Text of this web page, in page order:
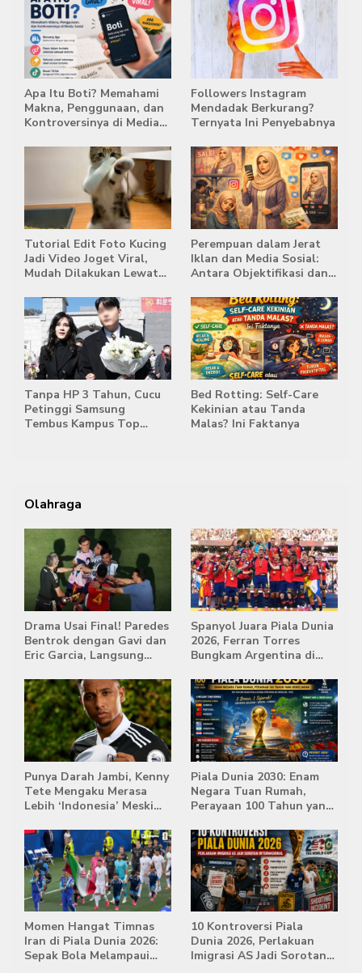
Apa Itu Boti? Memahami
Makna, Penggunaan, dan
Kontroversinya di Media
Followers Instagram
Mendadak Berkurang?
Ternyata Ini Penyebabnya
Tutorial Edit Foto Kucing
Jadi Video Joget Viral,
Mudah Dilakukan Lewat
Perempuan dalam Jerat
Iklan dan Media Sosial:
Antara Objektifikasi dan
Tanpa HP 3 Tahun, Cucu
Petinggi Samsung
Tembus Kampus Top
Bed Rotting: Self-Care
Kekinian atau Tanda
Malas? Ini Faktanya
Olahraga
Drama Usai Final! Paredes
Bentrok dengan Gavi dan
Eric Garcia, Langsung
Spanyol Juara Piala Dunia
2026, Ferran Torres
Bungkam Argentina di
Punya Darah Jambi, Kenny
Tete Mengaku Merasa
Lebih ‘Indonesia’ Meski
Piala Dunia 2030: Enam
Negara Tuan Rumah,
Perayaan 100 Tahun yang
Momen Hangat Timnas
Iran di Piala Dunia 2026:
Sepak Bola Melampaui
10 Kontroversi Piala
Dunia 2026, Perlakuan
Imigrasi AS Jadi Sorotan